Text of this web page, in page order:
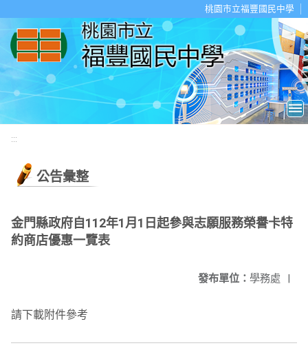
桃園市立福豐國民中學
:::
公告彙整
金門縣政府自112年1月1日起參與志願服務榮譽卡特
約商店優惠一覽表
發布單位： 學務處 |
請下載附件參考